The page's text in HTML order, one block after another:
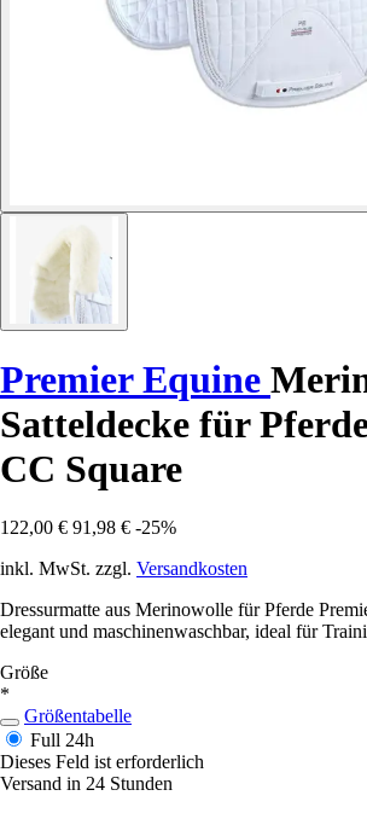
Premier Equine
Satteldecke für
CC Square
122,00 € 91,98 € -25%
inkl. MwSt. zzgl. Versandkosten
Dressurmatte aus Merinowolle für Pferde
elegant und maschinenwaschbar, ideal für
Größe
*
Größentabelle
Full 24h
Dieses Feld ist erforderlich
Versand in 24 Stunden